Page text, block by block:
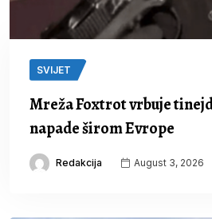
SVIJET
Mreža Foxtrot vrbuje
napade širom Evrope
Redakcija August 3, 2026